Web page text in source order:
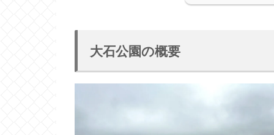
大石公園の概要